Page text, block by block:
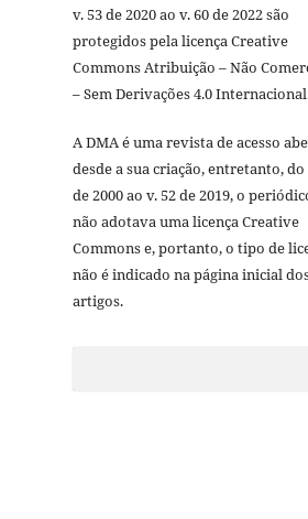
v. 53 de 2020 ao v. 60 de 2022 são
protegidos pela licença Creative
Commons Atribuição – Não
– Sem Derivações 4.0
A DMA é uma revista de acesso
desde a sua criação, entretanto, do
de 2000 ao v. 52 de 2019, o
não adotava uma licença Creative
Commons e, portanto, o tipo de
não é indicado na página inicial
artigos.